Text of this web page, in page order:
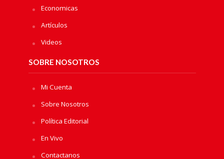
Economicas
Artículos
Videos
SOBRE NOSOTROS
Mi Cuenta
Sobre Nosotros
Política Editorial
En Vivo
Contactanos